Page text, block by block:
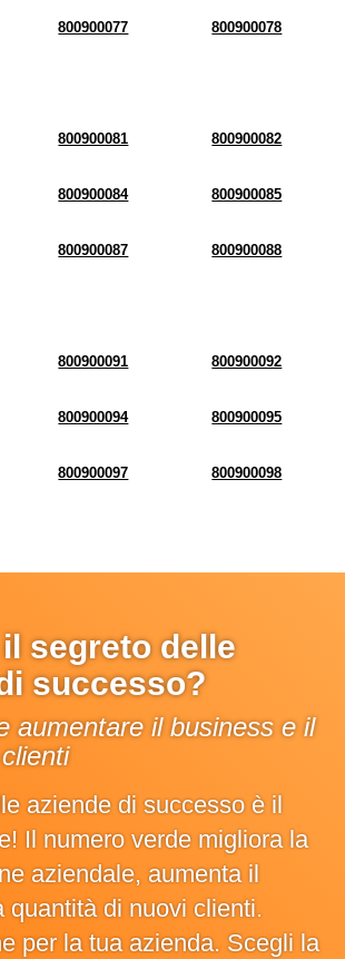
800900077 800900078
800900081 800900082
800900084 800900085
800900087 800900088
800900091 800900092
800900094 800900095
800900097 800900098
segreto delle
successo?
aumentare il business e il
aziende di successo è il
Il numero verde migliora la
aziendale, aumenta il
quantità di nuovi clienti.
per la tua azienda. Scegli la